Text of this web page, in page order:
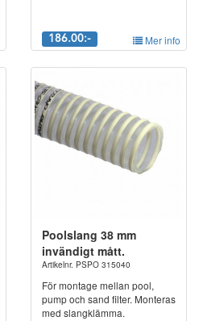
186.00:- Mer info
Poolslang 38 mm
invändigt mått.
Artikelnr. PSPO 315040
För montage mellan pool,
pump och sand filter. Monteras
med slangklämma.